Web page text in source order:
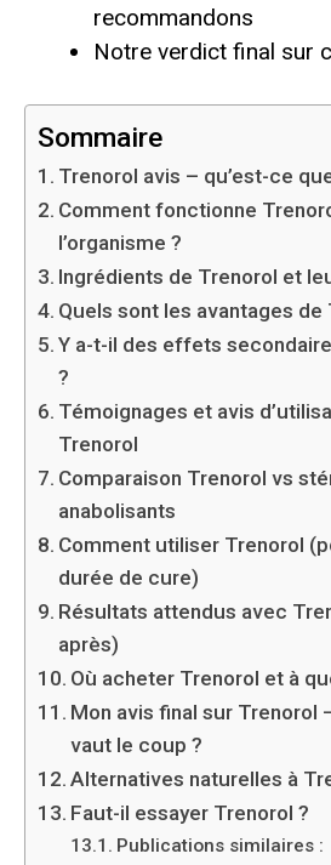
recommandons
Notre verdict final sur
Sommaire
Trenorol avis – qu’est-ce
Comment fonctionne
l’organisme ?
Ingrédients de Trenorol et
Quels sont les avantages de
Y a-t-il des effets
?
Témoignages et avis
Trenorol
Comparaison Trenorol vs
anabolisants
Comment utiliser Trenorol
durée de cure)
Résultats attendus avec
après)
Où acheter Trenorol et à
Mon avis final sur Trenorol
vaut le coup ?
Alternatives naturelles à
Faut-il essayer Trenorol ?
Publications similaires :